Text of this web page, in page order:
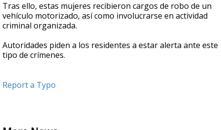
Tras ello, estas mujeres recibieron cargos de robo de un
vehículo motorizado, así como involucrarse en actividad
criminal organizada.
Autoridades piden a los residentes a estar alerta ante este
tipo de crímenes.
Report a Typo